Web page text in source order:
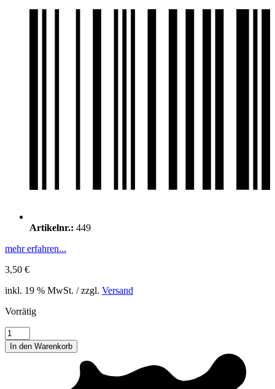
Artikelnr.: 449
mehr erfahren...
3,50 €
inkl. 19 % MwSt. / zzgl. Versand
Vorrätig
Pott
Heldin,
Ruhrpott
In den Warenkorb